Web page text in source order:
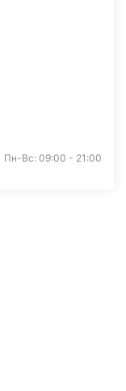
Пн-Вс: 09:00 - 21:00